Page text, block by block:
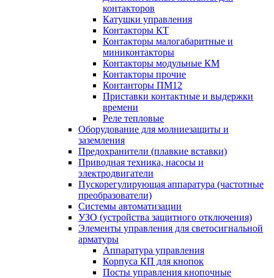
контакторов
Катушки управления
Контакторы КТ
Контакторы малогабаритные и
миниконтакторы
Контакторы модульные КМ
Контакторы прочие
Контанторы ПМ12
Приставки контактные и выдержки
времени
Реле тепловые
Оборудование для молниезащиты и
заземления
Предохранители (плавкие вставки)
Приводная техника, насосы и
электродвигатели
Пускорегулирующая аппаратура (частотные
преобразователи)
Системы автоматизации
УЗО (устройства защитного отключения)
Элементы управления для светосигнальной
арматуры
Аппаратура управления
Корпуса КП для кнопок
Посты управления кнопочные